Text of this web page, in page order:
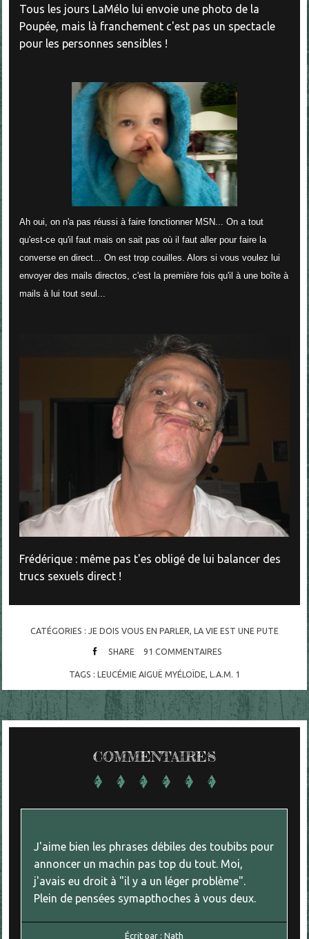
Tous les jours LaMélo lui envoie une photo de la
Poupée, mais là franchement c'est pas un spectacle
pour les personnes sensibles !
Ah oui, on n'a pas réussi à faire fonctionner MSN... On a tout
qu'est-ce qu'il faut mais on sait pas où il faut aller pour faire la
converse en direct... On est trop couilles. Alors si vous voulez lui
envoyer des mails directos, c'est la première fois qu'il à une boîte à
mails à lui tout seul...
Frédérique : même pas t'es obligé de lui balancer des
trucs sexuels direct !
CATÉGORIES : JE DOIS VOUS EN PARLER LA VIE EST UNE PUTE
SHARE 91 COMMENTAIRES
TAGS : LEUCÉMIE AIGUË MYÉLOÏDE L.A.M. 1
COMMENTAIRES
J'aime bien les phrases débiles des toubibs pour
annoncer un machin pas top du tout. Moi,
j'avais eu droit à "il y a un léger problème".
Plein de pensées symapthoches à vous deux.
Écrit par :Nath